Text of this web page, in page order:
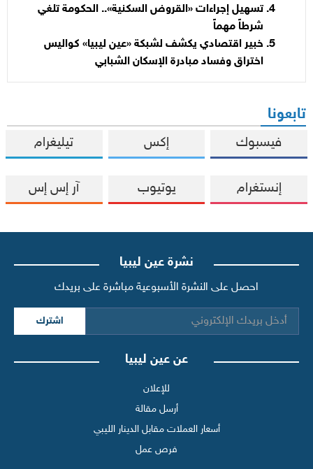
تسهيل إجراءات «القروض السكنية».. الحكومة تلغي
شرطاً مهماً
خبير اقتصادي يكشف لشبكة «عين ليبيا» كواليس
اختراق وفساد مبادرة الإسكان الشبابي
تابعونا
فيسبوك إكس تيليغرام
إنستغرام يوتيوب آر إس إس
نشرة عين ليبيا
احصل على النشرة الأسبوعية مباشرة على بريدك
اشترك
عن عين ليبيا
للإعلان
أرسل مقالة
أسعار العملات مقابل الدينار الليبي
فرص عمل